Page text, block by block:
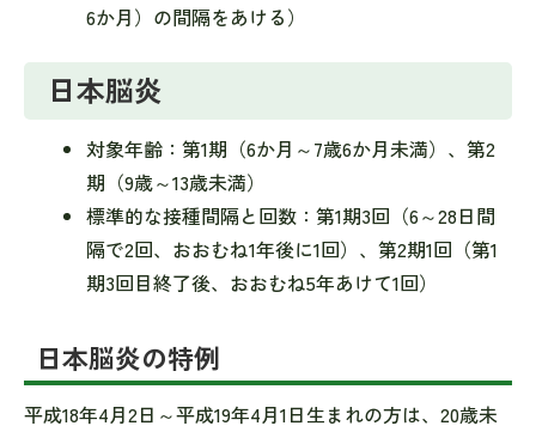
6か月）の間隔をあける）
日本脳炎
対象年齢：第1期（6か月～7歳6か月未満）、第2
期（9歳～13歳未満）
標準的な接種間隔と回数：第1期3回（6～28日間
隔で2回、おおむね1年後に1回）、第2期1回（第1
期3回目終了後、おおむね5年あけて1回）
日本脳炎の特例
平成18年4月2日～平成19年4月1日生まれの方は、20歳未